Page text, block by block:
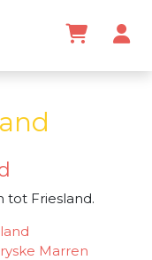
Friesland.
Marren